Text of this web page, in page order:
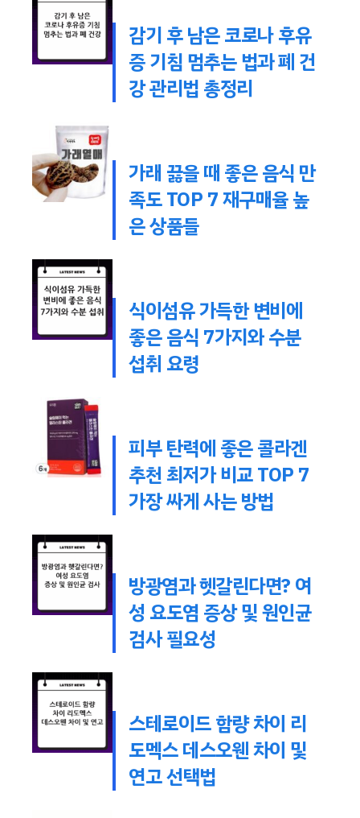
감기 후 남은 코로나 후유
증 기침 멈추는 법과 폐 건
강 관리법 총정리
가래 끓을 때 좋은 음식 만
족도 TOP 7 재구매율 높
은 상품들
식이섬유 가득한 변비에
좋은 음식 7가지와 수분
섭취 요령
피부 탄력에 좋은 콜라겐
추천 최저가 비교 TOP 7
가장 싸게 사는 방법
방광염과 헷갈린다면? 여
성 요도염 증상 및 원인균
검사 필요성
스테로이드 함량 차이 리
도멕스 데스오웬 차이 및
연고 선택법